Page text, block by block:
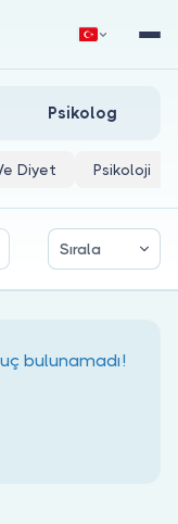
Giriş YapPsikolog
Diyet Psikoloji
Sırala
bulunamadı!